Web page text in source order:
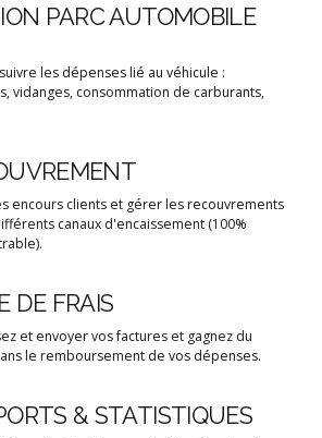
PARC AUTOMOBILE
les dépenses lié au véhicule :
vidanges, consommation de carburants,
encours clients et gérer les recouvrements
canaux d'encaissement (100%
DE FRAIS
et envoyer vos factures et gagnez du
le remboursement de vos dépenses.
& STATISTIQUES